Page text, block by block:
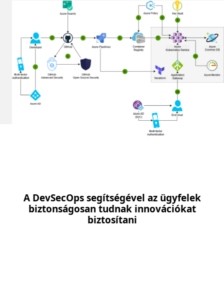
A DevSecOps segítségével az ügyfelek
biztonságosan tudnak innovációkat
biztosítani